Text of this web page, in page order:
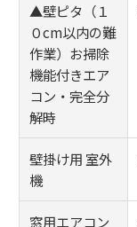
▲壁ピタ（１
０cm以内の難
作業）お掃除
機能付きエア
コン・完全分
解時
壁掛け用 室外
機
窓用エアコン